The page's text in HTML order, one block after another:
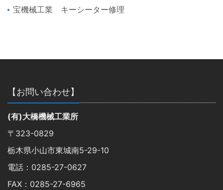
宝機械工業 キーシーター修理
【お問い合わせ】
(有)大橋機械工業所
〒323-0829
栃木県小山市東城南5-29-10
電話：0285-27-0627
FAX：0285-27-6965